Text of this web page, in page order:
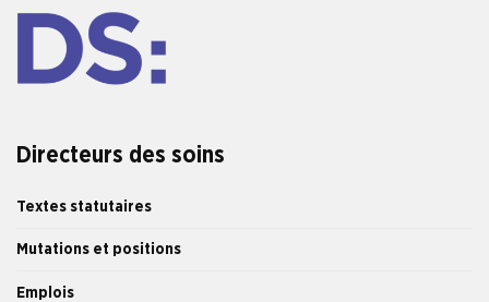
Directeurs des soins
Textes statutaires
Mutations et positions
Emplois